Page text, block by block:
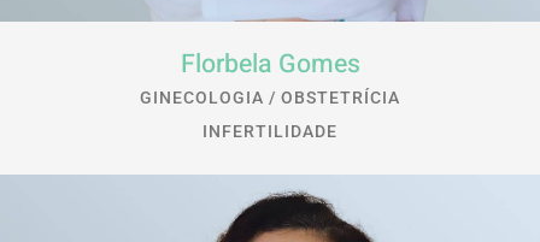
Florbela Gomes
GINECOLOGIA / OBSTETRÍCIA
INFERTILIDADE